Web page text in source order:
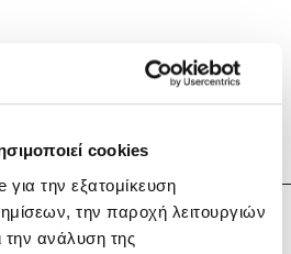
cookies
την εξατομίκευση
την παροχή λειτουργιών
ανάλυση της
στο σχολείο
Δεληγεώργη
μπροστά, πίσω